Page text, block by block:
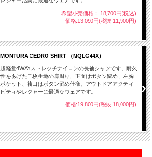
希望小売価格： 18,700円(税込)
価格:13,090円(税抜 11,900円)
MONTURA CEDRO SHIRT （MQLG44X）
超軽量4WAYストレッチナイロンの長袖シャツです。耐久
性をあげた二枚生地の肩周り。正面はボタン留め、左胸
ポケット、袖口はボタン留め仕様。アウトドアアクティ
ビティやレジャーに最適なウェアです。
価格:19,800円(税抜 18,000円)